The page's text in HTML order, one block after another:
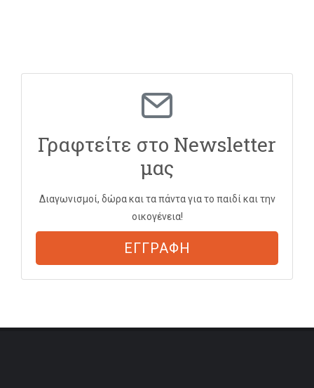
Γραφτείτε στο Newsletter
μας
Διαγωνισμοί, δώρα και τα πάντα για το παιδί και την
οικογένεια!
ΕΓΓΡΑΦΗ